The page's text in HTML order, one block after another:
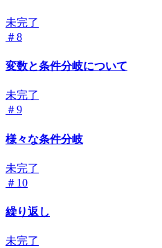
未完了
＃8
変数と条件分岐について
未完了
＃9
様々な条件分岐
未完了
＃10
繰り返し
未完了